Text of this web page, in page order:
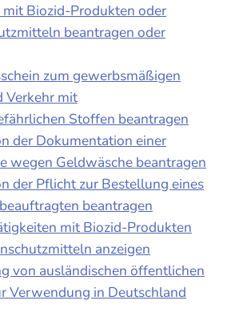
mit Biozid-Produkten oder
beantragen oder
zum gewerbsmäßigen
Verkehr mit
Stoffen beantragen
der Dokumentation einer
wegen Geldwäsche beantragen
der Pflicht zur Bestellung eines
beantragen
mit Biozid-Produkten
anzeigen
von ausländischen öffentlichen
Verwendung in Deutschland